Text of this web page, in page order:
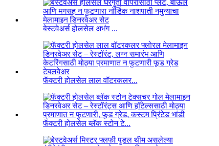
बेस्टवेअर्स होलसेल अभंग ...
फॅक्टरी होलसेल लाल वॉटरकलर...
फॅक्टरी होलसेल ब्लॅक स्टोन टे...